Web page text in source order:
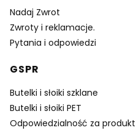
Nadaj Zwrot
Zwroty i reklamacje.
Pytania i odpowiedzi
GSPR
Butelki i słoiki szklane
Butelki i słoiki PET
Odpowiedzialność za produkt